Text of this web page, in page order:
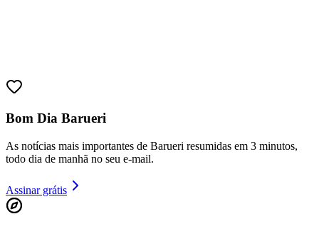
Vitória
Bom Dia Barueri
As notícias mais importantes de Barueri resumidas em 3 minutos,
todo dia de manhã no seu e-mail.
Assinar grátis